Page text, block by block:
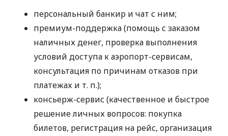
персональный банкир и чат с ним;
премиум-поддержка (помощь с заказом
наличных денег, проверка выполнения
условий доступа к аэропорт-сервисам,
консультация по причинам отказов при
платежах и т. п.);
консьерж-сервис (качественное и быстрое
решение личных вопросов: покупка
билетов, регистрация на рейс, организация